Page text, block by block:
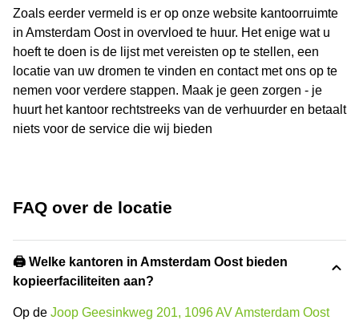
Zoals eerder vermeld is er op onze website kantoorruimte
in Amsterdam Oost in overvloed te huur. Het enige wat u
hoeft te doen is de lijst met vereisten op te stellen, een
locatie van uw dromen te vinden en contact met ons op te
nemen voor verdere stappen. Maak je geen zorgen - je
huurt het kantoor rechtstreeks van de verhuurder en betaalt
niets voor de service die wij bieden
FAQ over de locatie
🖨️ Welke kantoren in Amsterdam Oost bieden
kopieerfaciliteiten aan?
Op de Joop Geesinkweg 201, 1096 AV Amsterdam Oost